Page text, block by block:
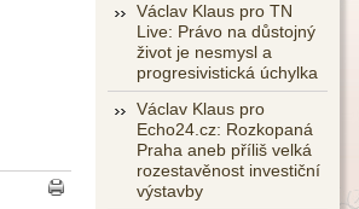
Václav Klaus pro TN
Live: Právo na důstojný
život je nesmysl a
progresivistická úchylka
Václav Klaus pro
Echo24.cz: Rozkopaná
Praha aneb příliš velká
rozestavěnost investiční
výstavby